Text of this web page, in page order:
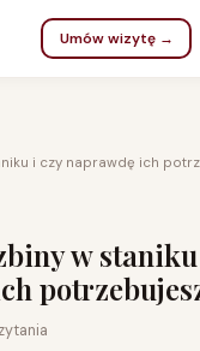
Umów wizytę →
i czy naprawdę ich
w staniku